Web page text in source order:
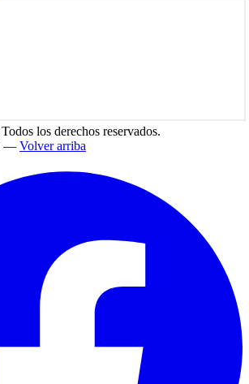
los derechos reservados.
— Volver arriba